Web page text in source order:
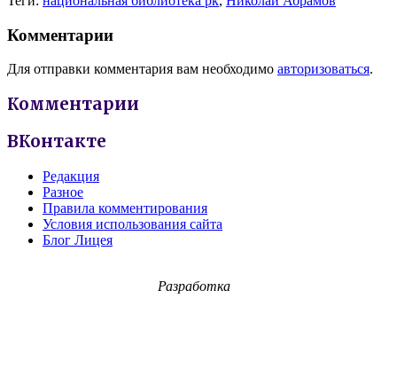
Комментарии
Для отправки комментария вам необходимо авторизоваться.
Комментарии
ВКонтакте
Редакция
Разное
Правила комментирования
Условия использования сайта
Блог Лицея
Разработка